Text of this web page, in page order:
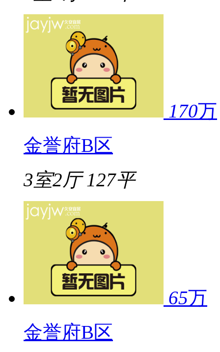
170万
金誉府B区
3室2厅 127平
65万
金誉府B区